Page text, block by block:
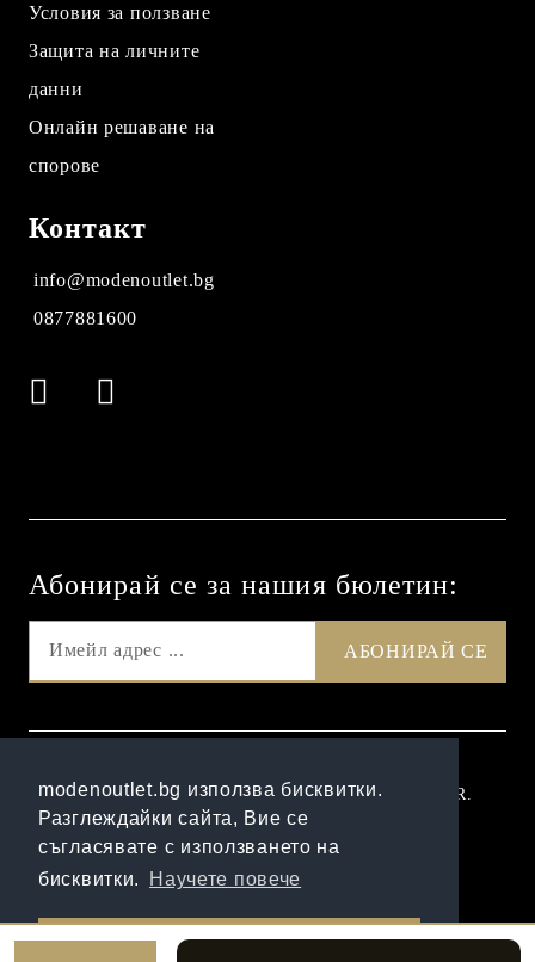
modenoutlet.bg използва бисквитки.
Разглеждайки сайта, Вие се
съгласявате с използването на
бисквитки.
Научете повече
Разбрах!
Условия за ползване
Защита на личните
данни
Онлайн решаване на
спорове
Контакт
info@modenoutlet.bg
0877881600
Абонирай се за нашия бюлетин:
Нашият онлайн магазин е 100% съобразен с GDPR.
Прочетете нашата политика
Моите лични данни
Онлайн магазин от SELITON